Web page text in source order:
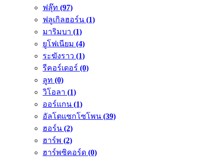
ฟลุ๊ท (97)
ฟลูเกิลฮอร์น (1)
มาริมบา (1)
ยูโฟเนียม (4)
ระฆังราว (1)
รีคอร์เดอร์ (0)
ลูท (0)
วิโอลา (1)
ออร์แกน (1)
อัลโตแซกโซโพน (39)
ฮอร์น (2)
ฮาร์พ (2)
ฮาร์พซิคอร์ด (0)